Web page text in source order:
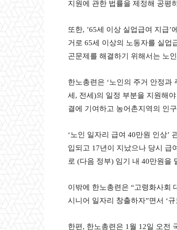
지원에 관한 법률을 제정해 공평
또한, ’65세 이상 실업급여 지급
거로 65세 이상의 노동자를 실업
곤문제를 해결하기 위해서는 노
한노총련은 ‘노인의 주거 안정과
세, 전세)의 일정 부분을 지원해
결에 기여하고 농어촌지역의 인
‘노인 일자리 급여 40만원 인상’
입되고 17년이 지났으나 당시 급
로 (다음 정부) 임기 내 40만원을
이밖에 한노총련은 “고령화사회
시니어 일자리 창출하자”면서 ‘
한편, 한노총련은 1월 12일 오전